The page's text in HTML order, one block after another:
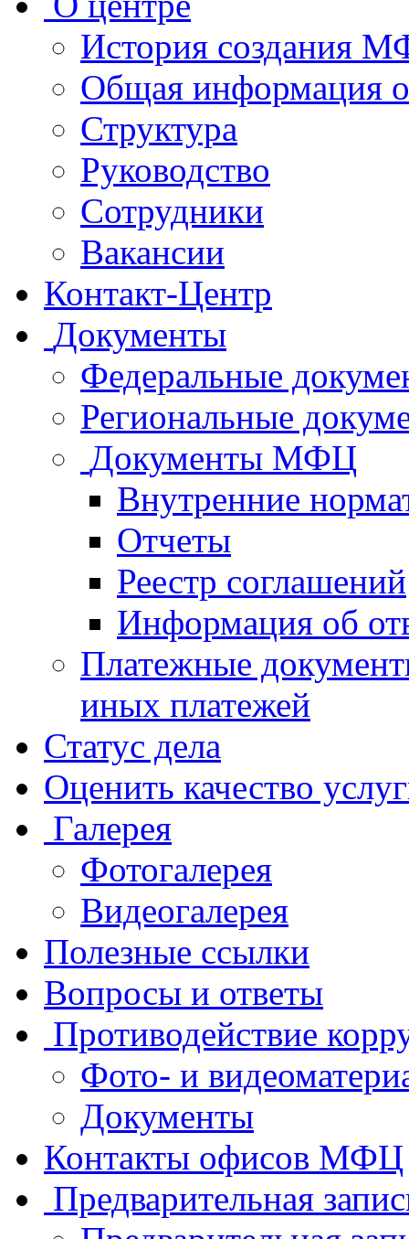
История создания
Общая
Структура
Руководство
Сотрудники
Вакансии
Контакт-Центр
Документы
Федеральные
Региональные
Документы МФЦ
Внутренние
Отчеты
Реестр соглашений
Информация об
Платежные
иных платежей
Статус дела
Оценить качество
Галерея
Фотогалерея
Видеогалерея
Полезные ссылки
Вопросы и ответы
Противодействие
Фото- и
Документы
Контакты офисов МФЦ
Предварительная